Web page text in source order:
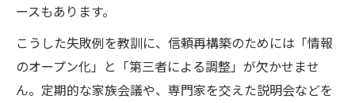
ースもあります。
こうした失敗例を教訓に、信頼再構築のためには「情報
のオープン化」と「第三者による調整」が欠かせませ
ん。定期的な家族会議や、専門家を交えた説明会などを